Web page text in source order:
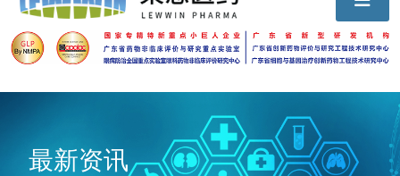
最新资讯